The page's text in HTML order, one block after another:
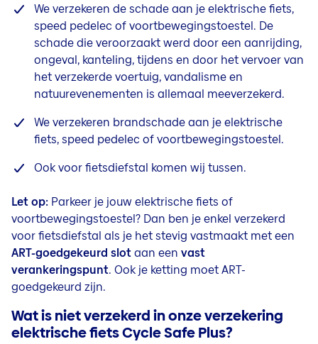
We verzekeren de schade aan jeelektrischefiets,
speed pedelec of voortbewegingstoestel. De
schade die veroorzaakt werd door een aanrijding,
ongeval, kanteling, tijdens en door het vervoer van
het verzekerde voertuig, vandalisme en
natuurevenementen is allemaal meeverzekerd.
We verzekeren brandschade aan jeelektrische
fiets, speed pedelec of voortbewegingstoestel.
Ook voor fietsdiefstal komen wij tussen.
Let op: Parkeer je jouwelektrischefiets of
voortbewegingstoestel? Dan ben je enkel verzekerd
voor fietsdiefstal als je het stevig vastmaakt met een
ART-goedgekeurd slotaan een vast
verankeringspunt. Ook je ketting moet ART-
goedgekeurd zijn.
Wat is niet verzekerd in onze verzekering
elektrische fiets Cycle Safe Plus?